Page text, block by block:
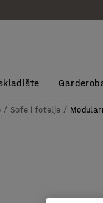
Sofe i fotelje